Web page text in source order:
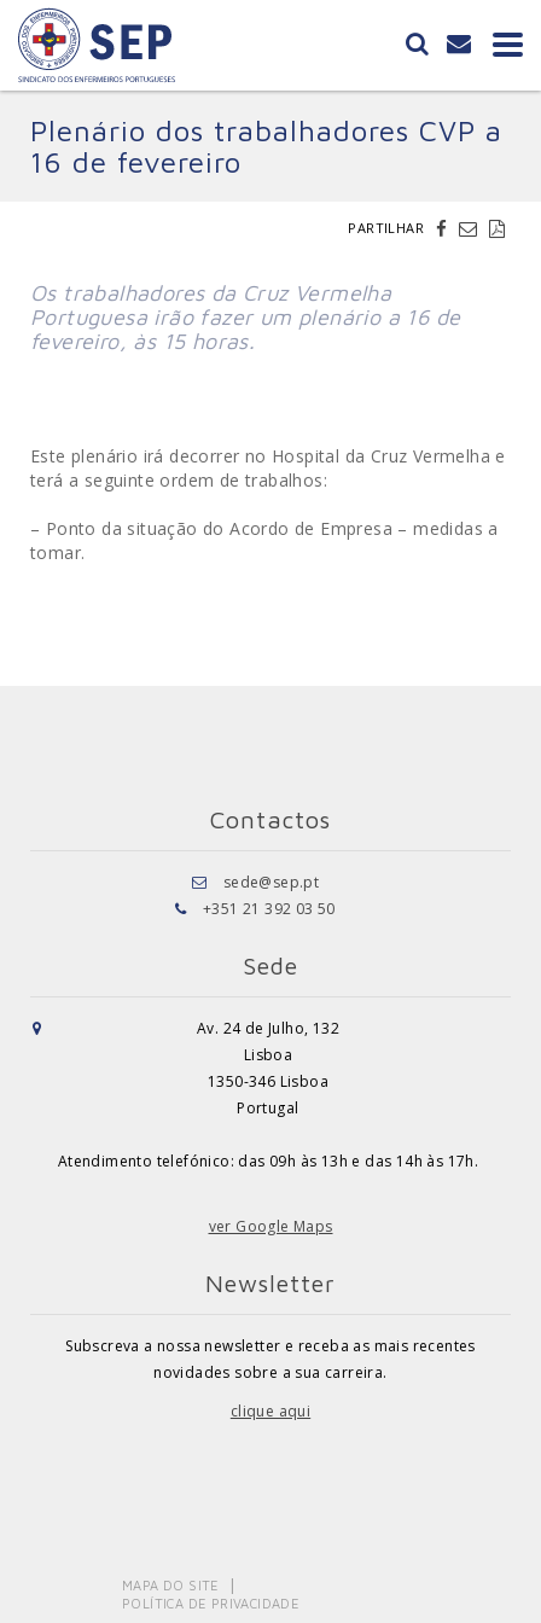
Plenário dos trabalhadores CVP a
16 de fevereiro
PARTILHAR
Os trabalhadores da Cruz Vermelha
Portuguesa irão fazer um plenário a 16 de
fevereiro, às 15 horas.
Este plenário irá decorrer no Hospital da Cruz Vermelha e
terá a seguinte ordem de trabalhos:
– Ponto da situação do Acordo de Empresa – medidas a
tomar.
Contactos
sede@sep.pt
+351 21 392 03 50
Sede
Av. 24 de Julho, 132
Lisboa
1350-346 Lisboa
Portugal
Atendimento telefónico: das 09h às 13h e das 14h às 17h.
ver Google Maps
Newsletter
Subscreva a nossa newsletter e receba as mais recentes
novidades sobre a sua carreira.
clique aqui
MAPA DO SITE
POLÍTICA DE PRIVACIDADE